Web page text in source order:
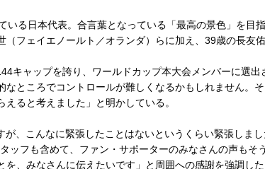
る日本代表。合言葉となっている「最高の景色」を目
フェイエノールト／オランダ）らに加え、39歳の長友
キャップを誇り、ワールドカップ本大会メンバーに選
ところでコントロールが難しくなるかもしれません。
ると考えました」と明かしている。
、こんなに緊張したことはないというくらい緊張しま
ッフも含めて、ファン・サポーターのみなさんの声も
、みなさんに伝えたいです」と周囲への感謝を強調した